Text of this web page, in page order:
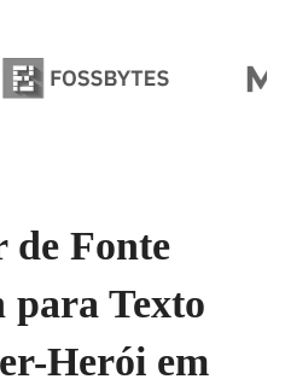
de Fonte
para Texto
Herói em